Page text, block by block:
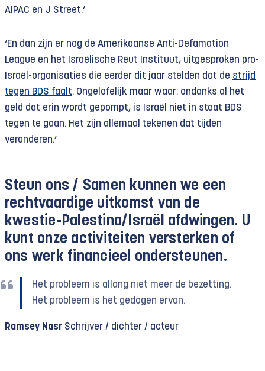
AIPAC en J Street.’
‘En dan zijn er nog de Amerikaanse Anti-Defamation
League en het Israëlische Reut Instituut, uitgesproken pro-
Israël-organisaties die eerder dit jaar stelden dat de strijd
tegen BDS faalt. Ongelofelijk maar waar: ondanks al het
geld dat erin wordt gepompt, is Israël niet in staat BDS
tegen te gaan. Het zijn allemaal tekenen dat tijden
veranderen.’
Steun ons / Samen kunnen we een
rechtvaardige uitkomst van de
kwestie-Palestina/Israël afdwingen. U
kunt onze activiteiten versterken of
ons werk financieel ondersteunen.
Het probleem is allang niet meer de bezetting.
Het probleem is het gedogen ervan.
Ramsey Nasr Schrijver / dichter / acteur